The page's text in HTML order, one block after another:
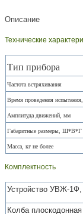
Описание
Технические
Тип прибора
Частота встряхивания
Время проведения
Амплитуда движений, мм
Габаритные размеры,
Масса, кг не более
Комплектность
Устройство УВЖ-1Ф,
Колба